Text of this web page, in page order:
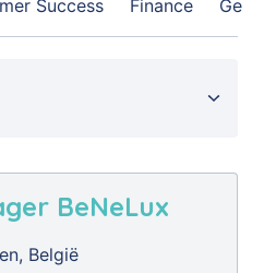
Success Finance
BeNeLux
, België